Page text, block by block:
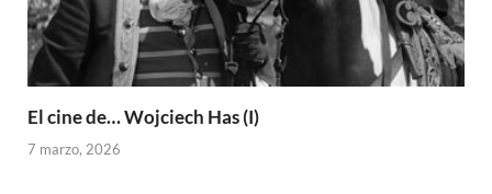
El cine de… Wojciech Has (I)
7 marzo, 2026